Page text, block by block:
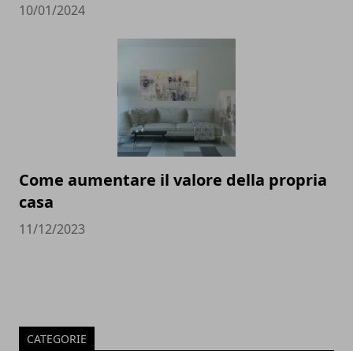
10/01/2024
Come aumentare il valore della propria
casa
11/12/2023
CATEGORIE